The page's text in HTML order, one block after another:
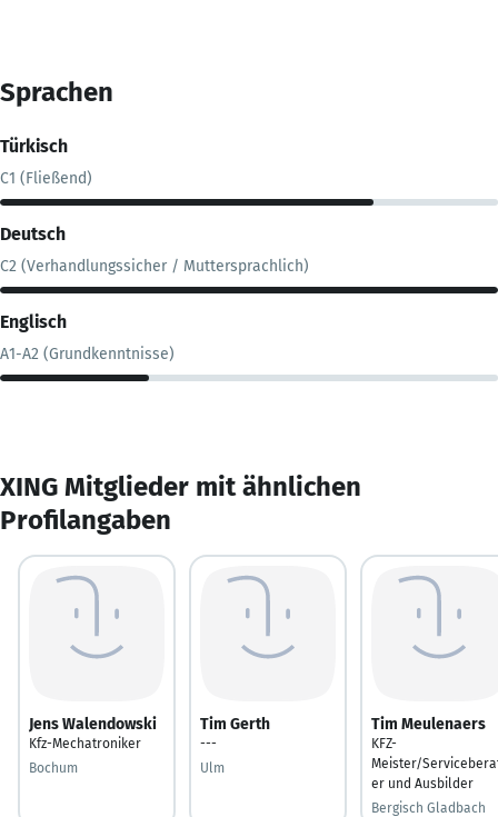
Sprachen
Türkisch
C1 (Fließend)
Deutsch
C2 (Verhandlungssicher / Muttersprachlich)
Englisch
A1-A2 (Grundkenntnisse)
XING Mitglieder mit ähnlichen
Profilangaben
Jens Walendowski
Kfz-Mechatroniker
Bochum
Tim Gerth
---
Ulm
Tim Meulenaers
KFZ-
Meister/
er und Ausbilder
Bergisch Gladbach